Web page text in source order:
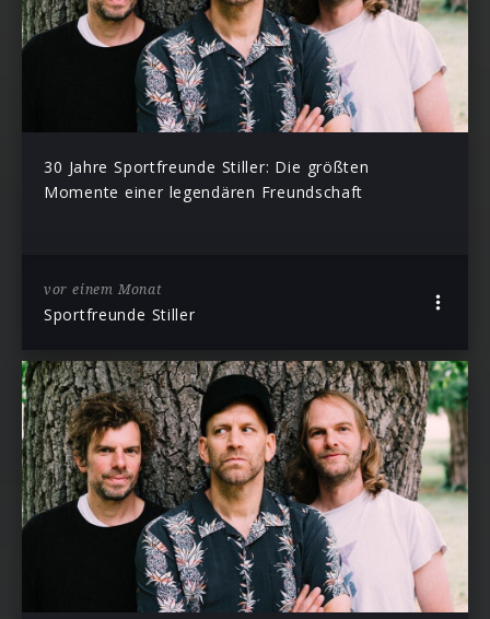
30 Jahre Sportfreunde Stiller: Die größten
Momente einer legendären Freundschaft
vor einem Monat
Sportfreunde Stiller